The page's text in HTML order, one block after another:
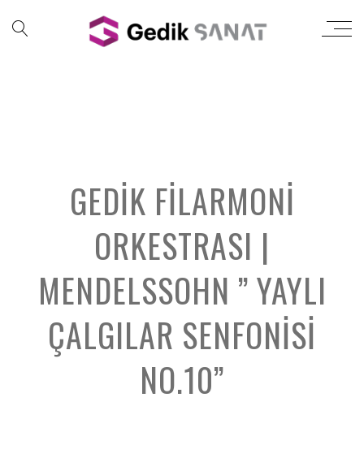
GEDIK FILARMONI
ORKESTRASI |
MENDELSSOHN ” YAYLI
ÇALGILAR SENFONISI
NO.10”